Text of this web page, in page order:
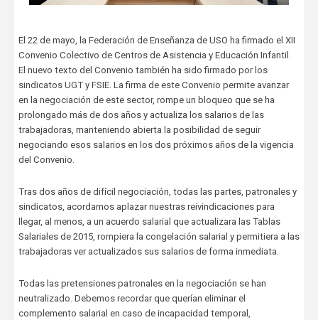
El 22 de mayo, la Federación de Enseñanza de USO ha firmado el XII
Convenio Colectivo de Centros de Asistencia y Educación Infantil.
El nuevo texto del Convenio también ha sido firmado por los
sindicatos UGT y FSIE. La firma de este Convenio permite avanzar
en la negociación de este sector, rompe un bloqueo que se ha
prolongado más de dos años y actualiza los salarios de las
trabajadoras, manteniendo abierta la posibilidad de seguir
negociando esos salarios en los dos próximos años de la vigencia
del Convenio.
Tras dos años de difícil negociación, todas las partes, patronales y
sindicatos, acordamos aplazar nuestras reivindicaciones para
llegar, al menos, a un acuerdo salarial que actualizara las Tablas
Salariales de 2015, rompiera la congelación salarial y permitiera a las
trabajadoras ver actualizados sus salarios de forma inmediata.
Todas las pretensiones patronales en la negociación se han
neutralizado. Debemos recordar que querían eliminar el
complemento salarial en caso de incapacidad temporal,